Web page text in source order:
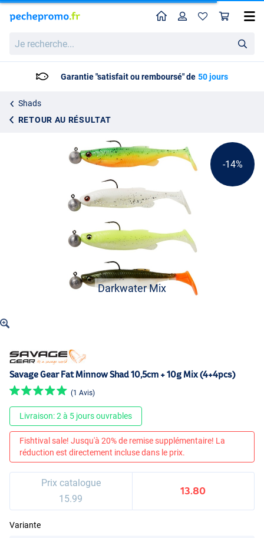
recherche...
HomeProfil
Garantie "satisfait ou remboursé" de 50 jours
Shads
RETOUR AU RÉSULTAT
Savage Gear Fat Minnow Shad 10,5cm + 10g Mix (4+4pcs)
Darkwater Mix
-14%
Savage Gear Fat Minnow Shad 10,5cm + 10g Mix (4+4pcs)
(1 Avis)
Livraison: 2 à 5 jours ouvrables
Fishtival sale! Jusqu'à 20% de remise supplémentaire! La
réduction est directement incluse dans le prix.
Prix catalogue
15.99
13.80
Variante